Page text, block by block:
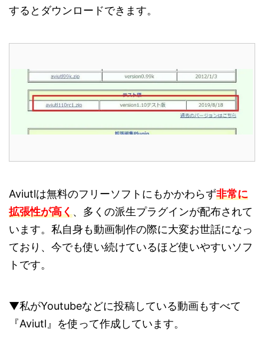
するとダウンロードできます。
Aviutlは無料のフリーソフトにもかかわらず非常に
拡張性が高く、多くの派生プラグインが配布されて
います。私自身も動画制作の際に大変お世話になっ
ており、今でも使い続けているほど使いやすいソフ
トです。
▼私がYoutubeなどに投稿している動画もすべて
『Aviutl』を使って作成しています。